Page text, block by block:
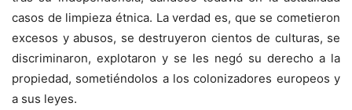
casos de limpieza étnica. La verdad es, que se cometieron
excesos y abusos, se destruyeron cientos de culturas, se
discriminaron, explotaron y se les negó su derecho a la
propiedad, sometiéndolos a los colonizadores europeos y
a sus leyes.